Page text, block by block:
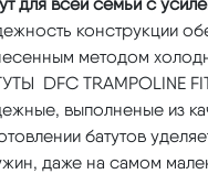
конструкции
методом
DFC TRAMPOLINE
выполненые из
батутов
даже на самом